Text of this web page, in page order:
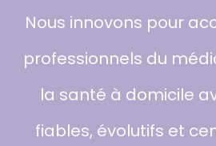
Nous innovons pour
professionnels du
la santé à domicile
fiables, évolutifs et